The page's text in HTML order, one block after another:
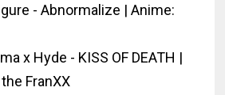
- Abnormalize | Anime:
x Hyde - KISS OF DEATH |
FranXX